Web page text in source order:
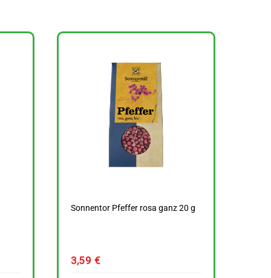
Sonnentor Pfeffer rosa ganz 20 g
3,59 €